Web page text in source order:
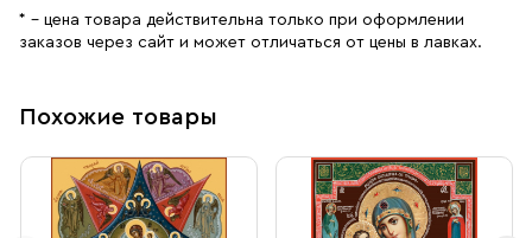
* – цена товара действительна только при оформлении
заказов через сайт и может отличаться от цены в лавках.
Похожие товары